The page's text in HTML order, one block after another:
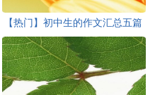
【热门】初中生的作文汇总五篇